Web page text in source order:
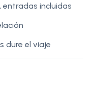
entradas incluidas
dure el viaje